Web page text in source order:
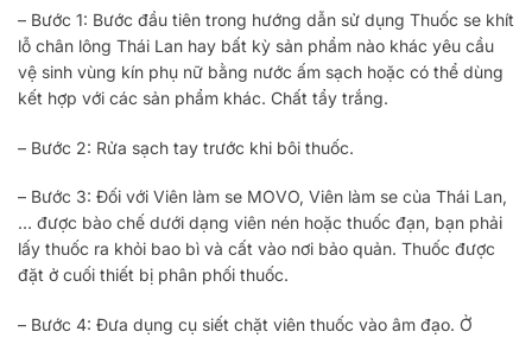
– Bước 1: Bước đầu tiên trong hướng dẫn sử dụng Thuốc se khít
lỗ chân lông Thái Lan hay bất kỳ sản phẩm nào khác yêu cầu
vệ sinh vùng kín phụ nữ bằng nước ấm sạch hoặc có thể dùng
kết hợp với các sản phẩm khác. Chất tẩy trắng.
– Bước 2: Rửa sạch tay trước khi bôi thuốc.
– Bước 3: Đối với Viên làm se MOVO, Viên làm se của Thái Lan,
… được bào chế dưới dạng viên nén hoặc thuốc đạn, bạn phải
lấy thuốc ra khỏi bao bì và cất vào nơi bảo quản. Thuốc được
đặt ở cuối thiết bị phân phối thuốc.
– Bước 4: Đưa dụng cụ siết chặt viên thuốc vào âm đạo. Ở